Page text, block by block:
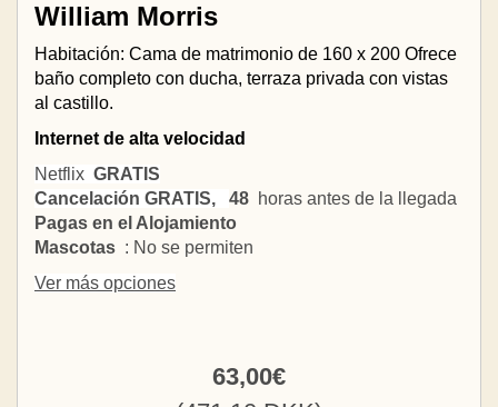
William Morris
Habitación: Cama de matrimonio de 160 x 200 Ofrece
baño completo con ducha, terraza privada con vistas
al castillo.
Internet de alta velocidad
Netflix GRATIS
Cancelación GRATIS, 48 horas antes de la llegada
Pagas en el Alojamiento
Mascotas : No se permiten
Ver más opciones
63,00€